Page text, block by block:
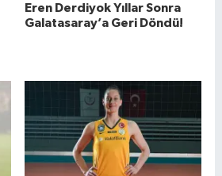
Eren Derdiyok Yıllar Sonra
Galatasaray’a Geri Döndü!